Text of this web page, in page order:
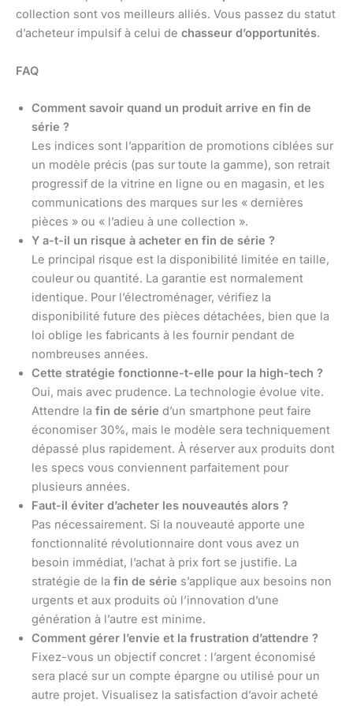
collection sont vos meilleurs alliés. Vous passez du statut
d’acheteur impulsif à celui de chasseur d’opportunités.
FAQ
Comment savoir quand un produit arrive en fin de
série ?
Les indices sont l’apparition de promotions ciblées sur
un modèle précis (pas sur toute la gamme), son retrait
progressif de la vitrine en ligne ou en magasin, et les
communications des marques sur les « dernières
pièces » ou « l’adieu à une collection ».
Y a-t-il un risque à acheter en fin de série ?
Le principal risque est la disponibilité limitée en taille,
couleur ou quantité. La garantie est normalement
identique. Pour l’électroménager, vérifiez la
disponibilité future des pièces détachées, bien que la
loi oblige les fabricants à les fournir pendant de
nombreuses années.
Cette stratégie fonctionne-t-elle pour la high-tech ?
Oui, mais avec prudence. La technologie évolue vite.
Attendre la fin de série d’un smartphone peut faire
économiser 30%, mais le modèle sera techniquement
dépassé plus rapidement. À réserver aux produits dont
les specs vous conviennent parfaitement pour
plusieurs années.
Faut-il éviter d’acheter les nouveautés alors ?
Pas nécessairement. Si la nouveauté apporte une
fonctionnalité révolutionnaire dont vous avez un
besoin immédiat, l’achat à prix fort se justifie. La
stratégie de la fin de série s’applique aux besoins non
urgents et aux produits où l’innovation d’une
génération à l’autre est minime.
Comment gérer l’envie et la frustration d’attendre ?
Fixez-vous un objectif concret : l’argent économisé
sera placé sur un compte épargne ou utilisé pour un
autre projet. Visualisez la satisfaction d’avoir acheté